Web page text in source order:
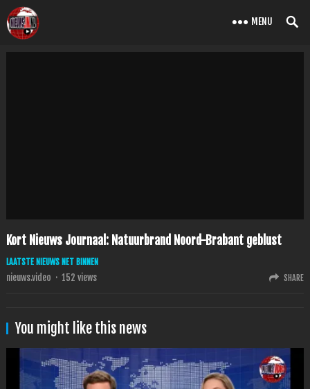
MENU
Kort Nieuws Journaal: Natuurbrand Noord-Brabant geblust
LAATSTE NIEUWS NET BINNEN
nieuws.video · 152 views SHARE
You might like this news